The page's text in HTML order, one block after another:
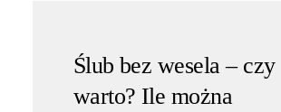
Ślub bez wesela – czy
warto? Ile można